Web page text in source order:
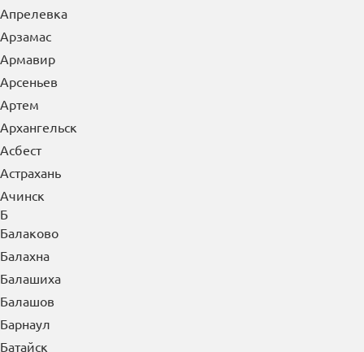
Апрелевка
Арзамас
Армавир
Арсеньев
Артем
Архангельск
Асбест
Астрахань
Ачинск
Б
Балаково
Балахна
Балашиха
Балашов
Барнаул
Батайск